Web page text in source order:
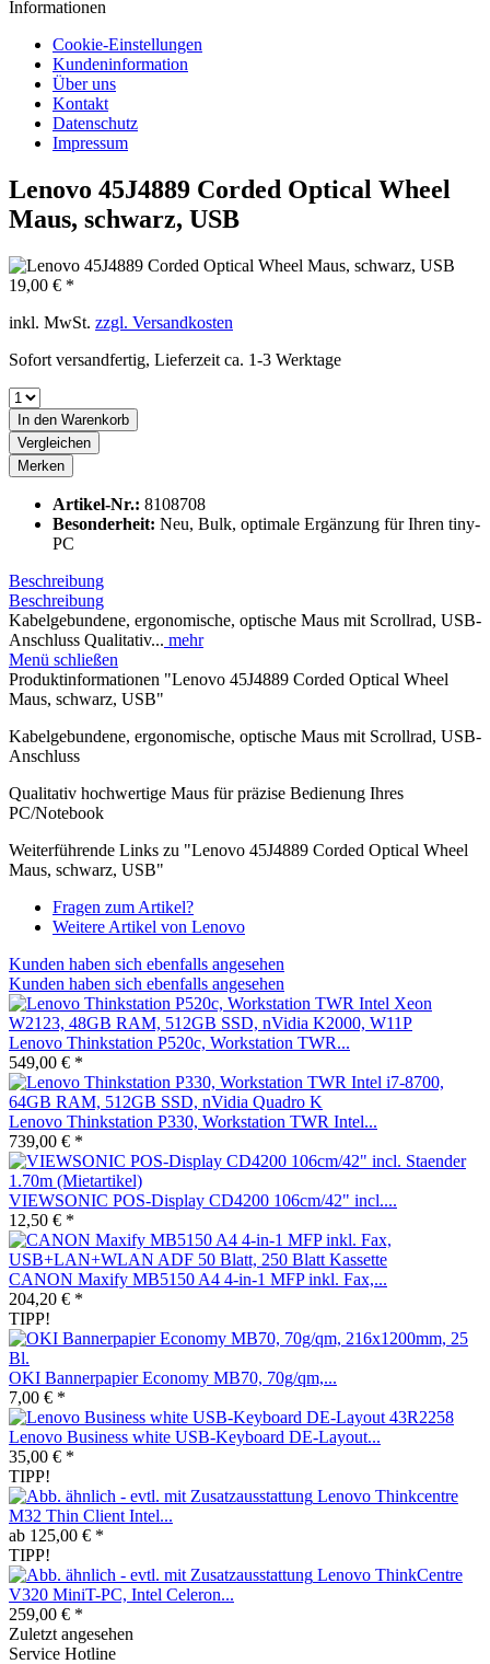
Informationen
Cookie-Einstellungen
Kundeninformation
Über uns
Kontakt
Datenschutz
Impressum
Lenovo 45J4889 Corded Optical Wheel
Maus, schwarz, USB
19,00 € *
inkl. MwSt. zzgl. Versandkosten
Sofort versandfertig, Lieferzeit ca. 1-3 Werktage
In den Warenkorb
Vergleichen
Merken
Artikel-Nr.: 8108708
Besonderheit: Neu, Bulk, optimale Ergänzung für Ihren tiny-
PC
Beschreibung
Beschreibung
Kabelgebundene, ergonomische, optische Maus mit Scrollrad, USB-
Anschluss Qualitativ... mehr
Menü schließen
Produktinformationen "Lenovo 45J4889 Corded Optical Wheel
Maus, schwarz, USB"
Kabelgebundene, ergonomische, optische Maus mit Scrollrad, USB-
Anschluss
Qualitativ hochwertige Maus für präzise Bedienung Ihres
PC/Notebook
Weiterführende Links zu "Lenovo 45J4889 Corded Optical Wheel
Maus, schwarz, USB"
Fragen zum Artikel?
Weitere Artikel von Lenovo
Kunden haben sich ebenfalls angesehen
Kunden haben sich ebenfalls angesehen
Lenovo Thinkstation P520c, Workstation TWR...
549,00 € *
Lenovo Thinkstation P330, Workstation TWR Intel...
739,00 € *
VIEWSONIC POS-Display CD4200 106cm/42" incl....
12,50 € *
CANON Maxify MB5150 A4 4-in-1 MFP inkl. Fax,...
204,20 € *
TIPP!
OKI Bannerpapier Economy MB70, 70g/qm,...
7,00 € *
Lenovo Business white USB-Keyboard DE-Layout...
35,00 € *
TIPP!
Lenovo Thinkcentre
M32 Thin Client Intel...
ab 125,00 € *
TIPP!
Lenovo ThinkCentre
V320 MiniT-PC, Intel Celeron...
259,00 € *
Zuletzt angesehen
Service Hotline